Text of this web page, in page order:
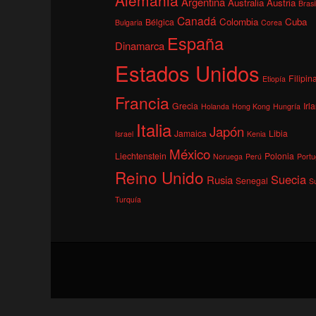
Brasil
Bulgaria Bélgica Canadá Colombia Corea Cuba
Dinamarca España
Estados Unidos Etiopía
Francia Grecia Holanda Hong Kong Hungría
Israel Italia Jamaica Japón Kenia Libia
Liechtenstein México Noruega Perú Polonia
Reino Unido Rusia Senegal Suecia
Turquía